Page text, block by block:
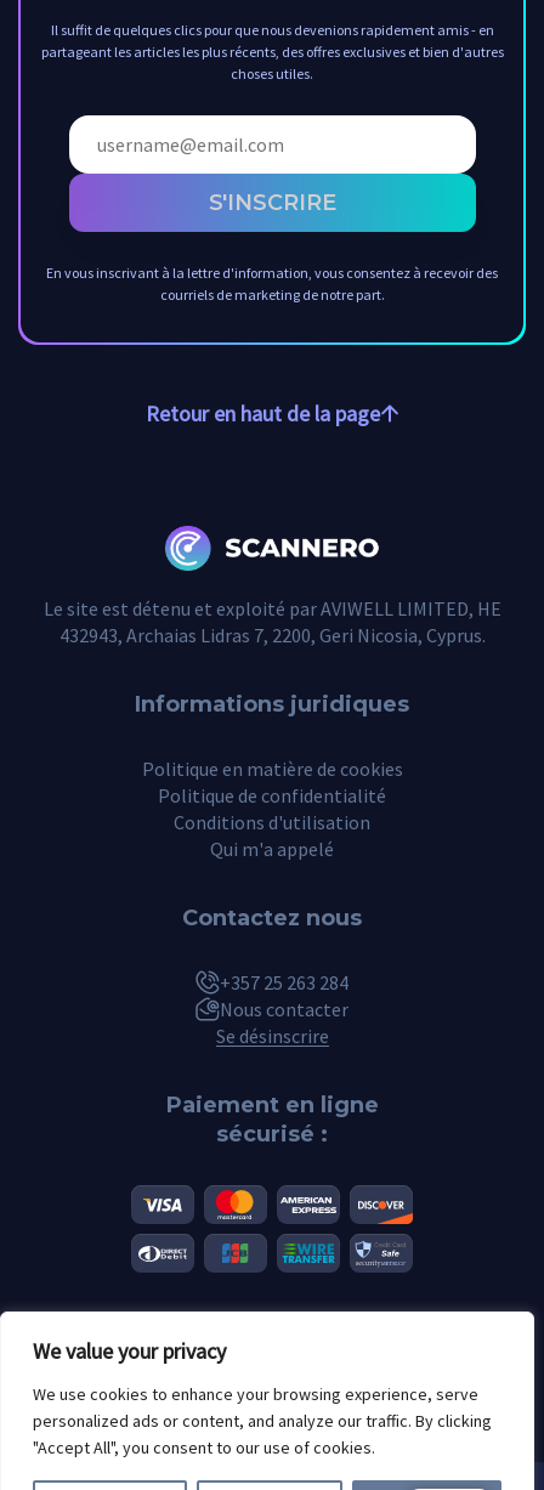
We value your privacy
We use cookies to enhance your browsing experience, serve
personalized ads or content, and analyze our traffic. By clicking
"Accept All", you consent to our use of cookies.
Il suffit de quelques clics pour que nous devenions rapidement amis - en
partageant les articles les plus récents, des offres exclusives et bien d'autres
choses utiles.
S'INSCRIRE
En vous inscrivant à la lettre d'information, vous consentez à recevoir des
courriels de marketing de notre part.
Retour en haut de la page
Le site est détenu et exploité par AVIWELL LIMITED, HE
432943, Archaias Lidras 7, 2200, Geri Nicosia, Cyprus.
Informations juridiques
Politique en matière de cookies
Politique de confidentialité
Conditions d'utilisation
Qui m'a appelé
Contactez nous
+357 25 263 284
Nous contacter
Se désinscrire
Paiement en ligne
sécurisé :
2026 Scannero.blog. Toutes les marques sont la propriété de leurs
détenteurs respectifs.
Restrictions d'âge : 18+